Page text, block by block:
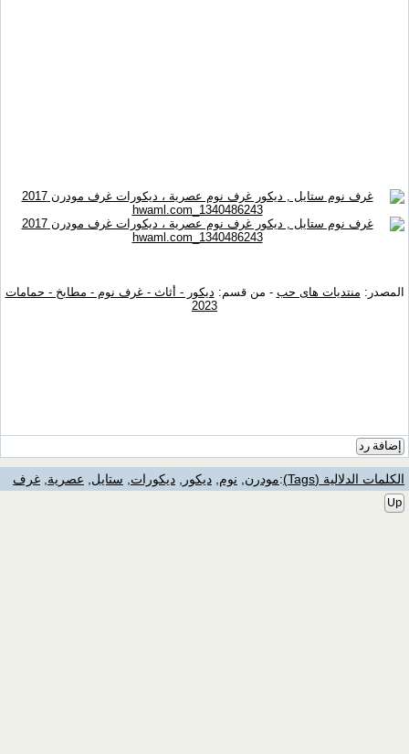
المصدر: منتديات هاى حب - من قسم: ديكور - أثاث - غرف نوم - مطابخ - حمامات
2023
إضافة رد
الكلمات الدلالية (Tags) :مودرن, نوم, ديكور , ديكورات, ستايل, عصرية, غرف
Up